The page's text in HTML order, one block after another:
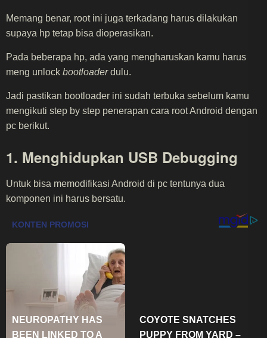
Memang benar, root ini juga terkadang harus dilakukan
supaya hp tetap bisa dioperasikan.
Pada beberapa hp, ada yang mengharuskan kamu harus
meng unlock bootloaderdulu.
Jadi pastikan bootloader ini sudah terbuka sebelum kamu
mengikuti step by step penerapan cara root Android dengan
pc berikut.
1. Menghidupkan USB Debugging
Untuk bisa memodifikasi Android di pc tentunya dua
komponen ini harus bersatu.